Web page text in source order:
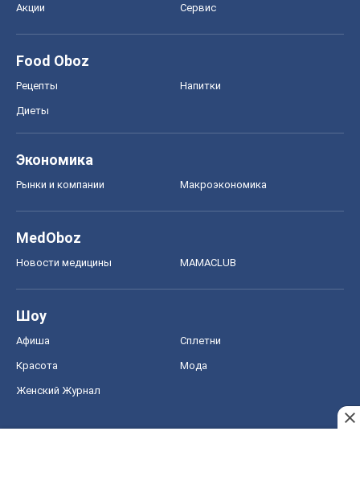
Акции Сервис
Food Oboz
Рецепты Напитки
Диеты
Экономика
Рынки и компании Mакроэкономика
MedOboz
Новости медицины MAMACLUB
Шоу
Афиша Сплетни
Красота Мода
Женский Журнал